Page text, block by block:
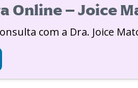
Online – Joice
com a Dra. Joice